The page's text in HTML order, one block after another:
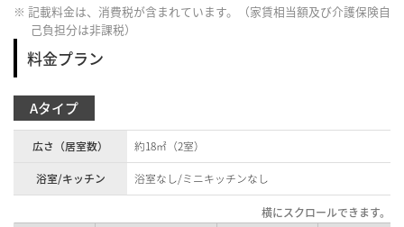
※ 記載料金は、消費税が含まれています。（家賃相当額及び介護保険自
己負担分は非課税）
料金プラン
Aタイプ
広さ（居室数）
約18㎡（2室）
浴室/キッチン
浴室なし/ミニキッチンなし